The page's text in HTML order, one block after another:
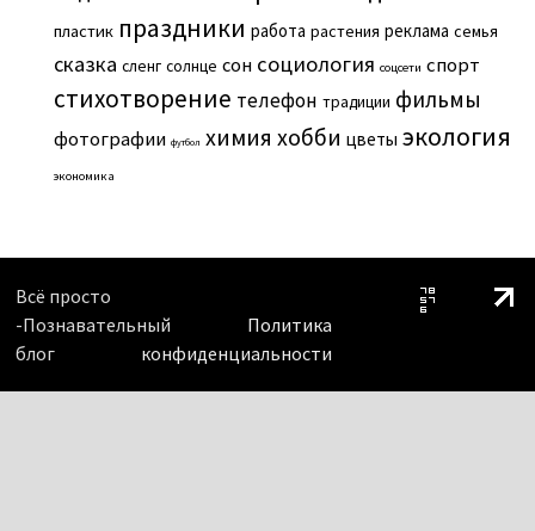
пластик праздники работа растения реклама семья
сказка сленг солнце сон социология соцсети спорт
стихотворение телефон традиции фильмы
фотографии футбол химия хобби цветы экология
экономика
Всё просто
-Познавательный
блог
Политика
конфиденциальности